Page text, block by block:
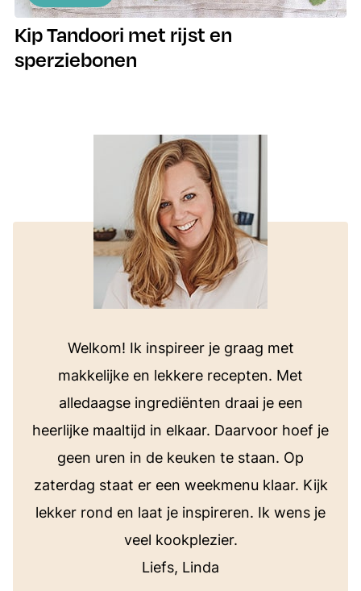
Kip Tandoori met rijst en
sperziebonen
Welkom! Ik inspireer je graag met
makkelijke en lekkere recepten. Met
alledaagse ingrediënten draai je een
heerlijke maaltijd in elkaar. Daarvoor hoef je
geen uren in de keuken te staan. Op
zaterdag staat er een weekmenu klaar. Kijk
lekker rond en laat je inspireren. Ik wens je
veel kookplezier.
Liefs, Linda